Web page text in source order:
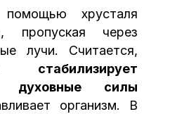
хрусталя
пропуская через
лучи. Считается,
стабилизирует
духовные силы
организм. В